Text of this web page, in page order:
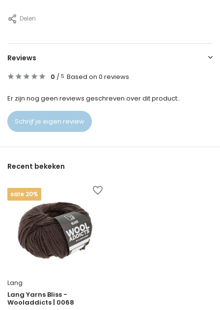
Delen
Reviews
0 / 5 Based on 0 reviews
Er zijn nog geen reviews geschreven over dit product..
Schrijf je eigen review
Recent bekeken
sale 20%
Lang
Lang Yarns Bliss -
Wooladdicts | 0068